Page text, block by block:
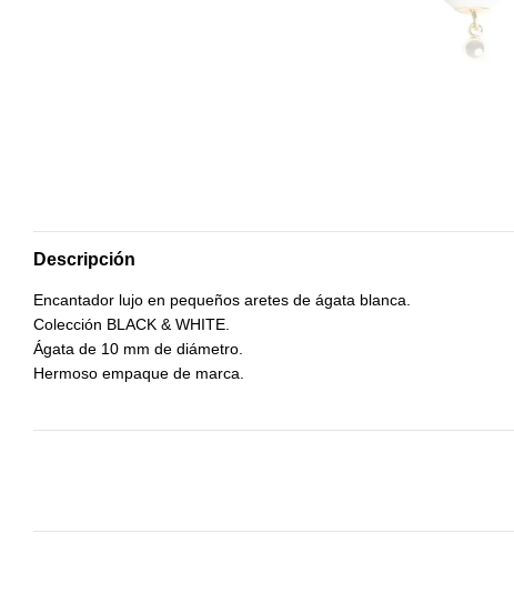
Descripción
Encantador lujo en pequeños aretes de ágata blanca.
Colección BLACK & WHITE.
Ágata de 10 mm de diámetro.
Hermoso empaque de marca.